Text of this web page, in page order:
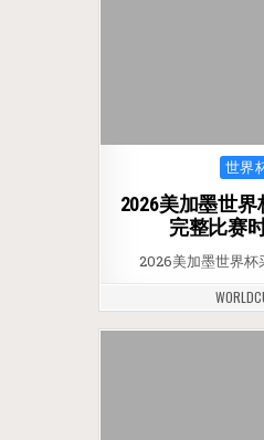
世界
2026美加墨世
完整比赛
2026美加墨世界杯